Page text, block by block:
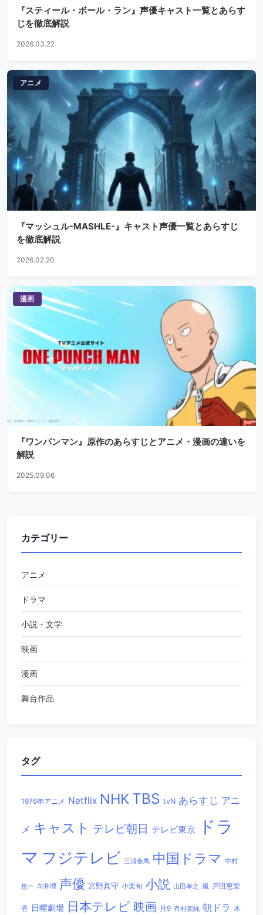
『スティール・ボール・ラン』声優キャスト一覧とあらす
じを徹底解説
2026.03.22
アニメ
『マッシュル-MASHLE-』キャスト声優一覧とあらすじ
を徹底解説
2026.02.20
漫画
『ワンパンマン』原作のあらすじとアニメ・漫画の違いを
解説
2025.09.06
カテゴリー
アニメ
ドラマ
小説・文学
映画
漫画
舞台作品
タグ
1976年アニメ Netflix NHK TBS tvN あらすじ アニ
メ キャスト テレビ朝日 テレビ東京
ドラ
マ フジテレビ 三浦春馬 中国ドラマ 中村
悠一 向井理 声優 宮野真守 小栗旬 小説 山田孝之 嵐 戸田恵梨
香 日曜劇場 日本テレビ 映画 月9 有村架純 朝ドラ 木